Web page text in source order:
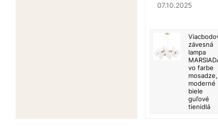
07.10.2025
závesná
lampa
vo farbe
mosadze,
moderné
biele
guľové
tienidlá